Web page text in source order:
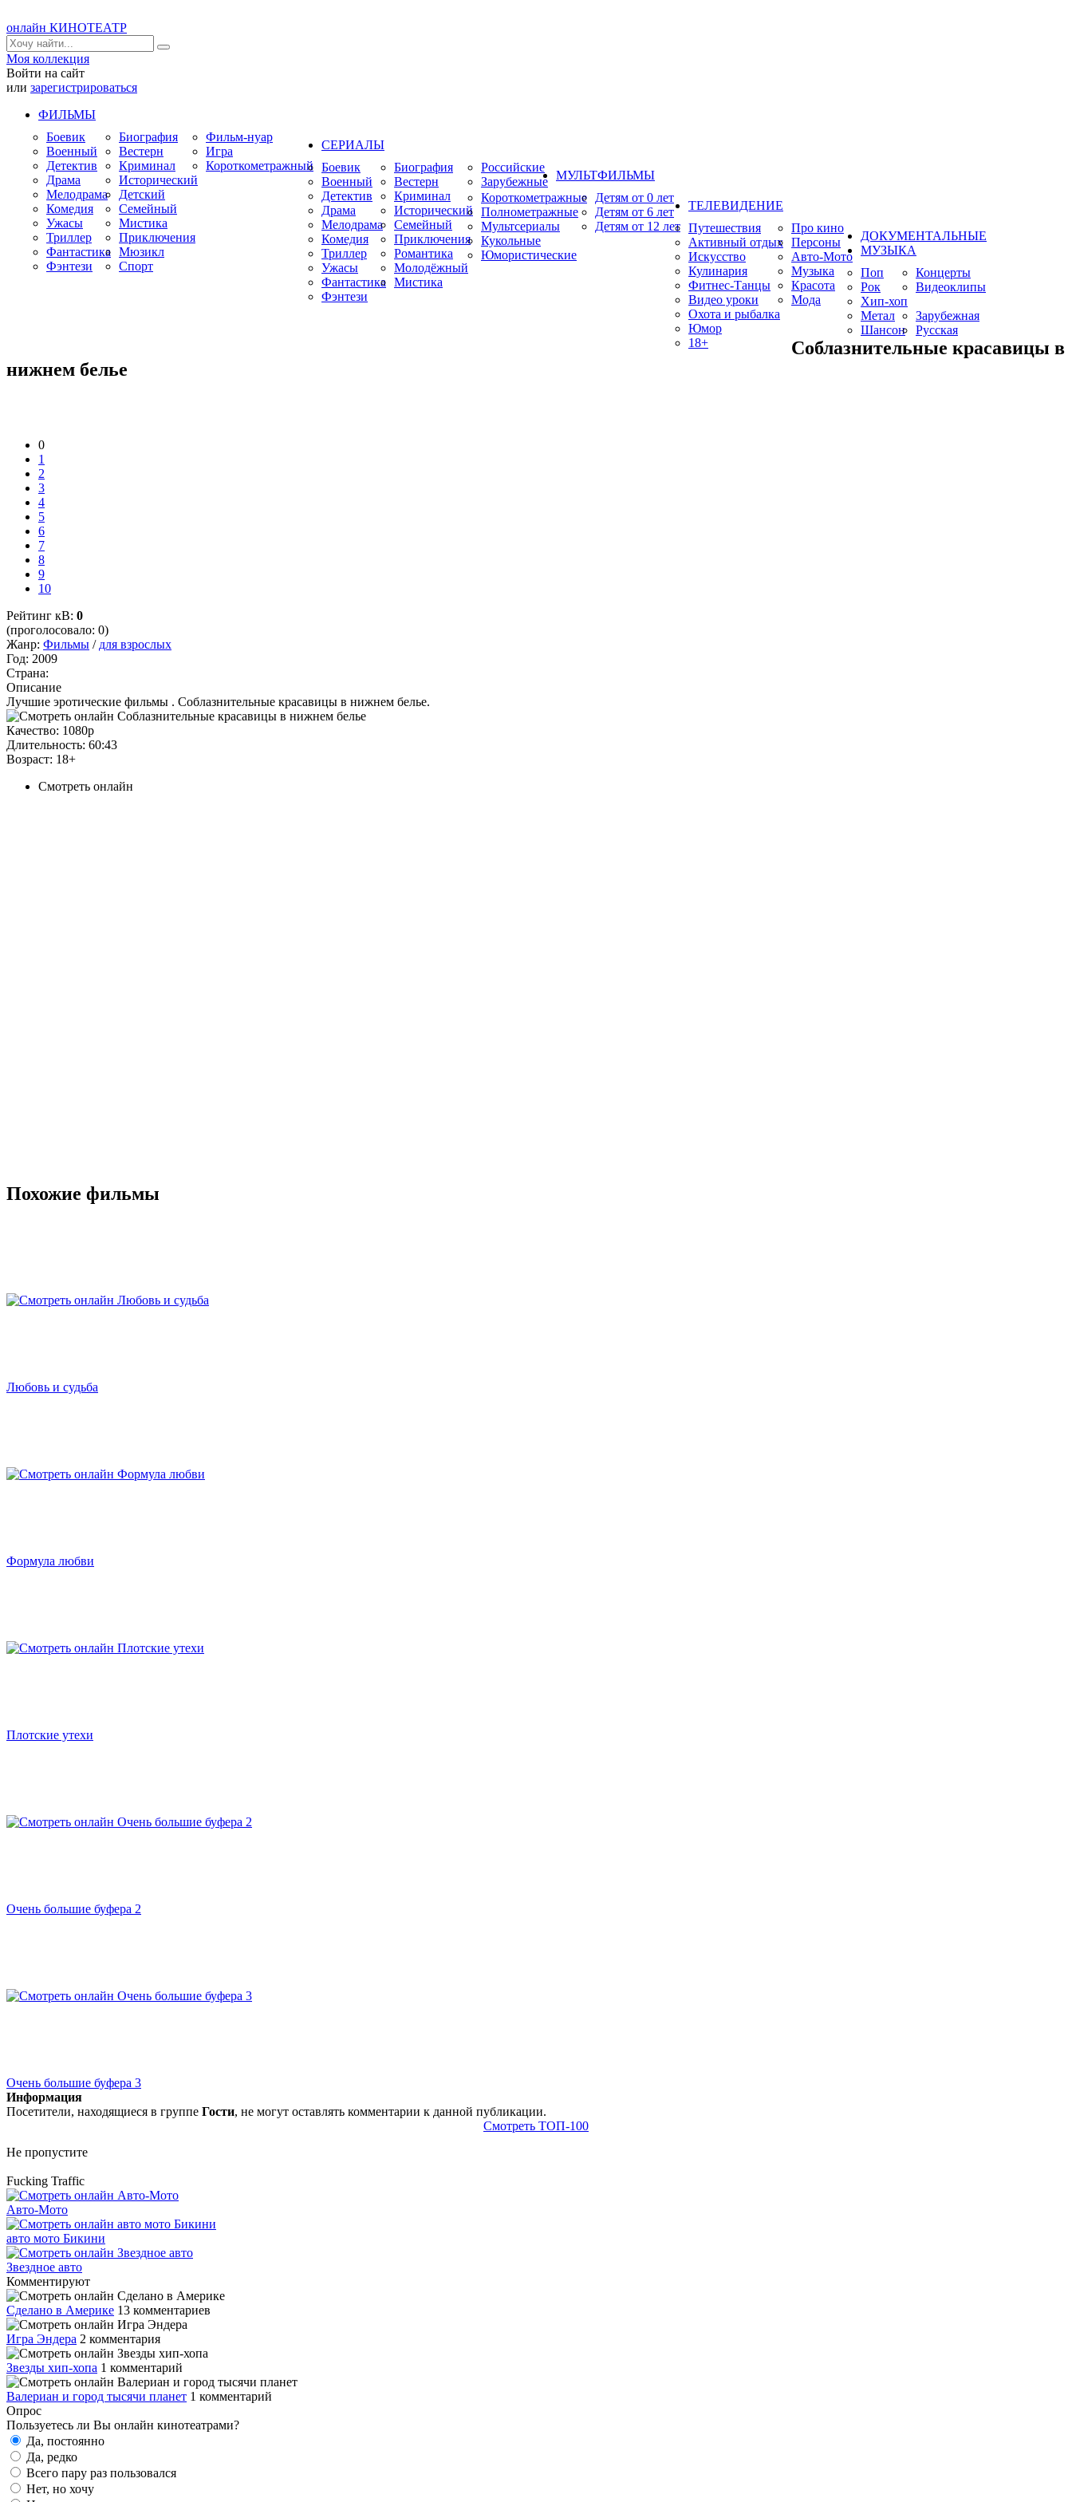
онлайн КИНОТЕАТР
Моя коллекция
Войти на сайт
или зарегистрироваться
ФИЛЬМЫ
Боевик
Военный
Детектив
Драма
Мелодрама
Комедия
Ужасы
Триллер
Фантастика
Фэнтези
Биография
Вестерн
Криминал
Исторический
Детский
Семейный
Мистика
Приключения
Мюзикл
Спорт
Фильм-нуар
Игра
Короткометражный
СЕРИАЛЫ
Боевик
Военный
Детектив
Драма
Мелодрама
Комедия
Триллер
Ужасы
Фантастика
Фэнтези
Биография
Вестерн
Криминал
Исторический
Семейный
Приключения
Романтика
Молодёжный
Мистика
Российские
Зарубежные МУЛЬТФИЛЬМЫ
Короткометражные
Полнометражные
Мультсериалы
Кукольные
Юмористические
Детям от 0 лет
Детям от 6 лет
Детям от 12 лет
ТЕЛЕВИДЕНИЕ
Путешествия
Активный отдых
Искусство
Кулинария
Фитнес-Танцы
Видео уроки
Охота и рыбалка
Юмор
18+
Про кино
Персоны
Авто-Мото
Музыка
Красота
Мода
ДОКУМЕНТАЛЬНЫЕ
МУЗЫКА
Поп
Рок
Хип-хоп
Метал
Шансон
Концерты
Видеоклипы
Зарубежная
Русская
Соблазнительные красавицы в
нижнем белье
0
1
2
3
4
5
6
7
8
9
10
Рейтинг кВ: 0
(проголосовало: 0)
Жанр: Фильмы / для взрослых
Год: 2009
Страна:
Описание
Лучшие эротические фильмы . Соблазнительные красавицы в нижнем белье.
Качество: 1080p
Длительность: 60:43
Возраст: 18+
Смотреть онлайн
Похожие фильмы
Любовь и судьба
Формула любви
Плотские утехи
Очень большие буфера 2
Очень большие буфера 3
Информация
Посетители, находящиеся в группе Гости, не могут оставлять комментарии к данной публикации.
Смотреть ТОП-100
Не пропустите
Fucking Traffic
Авто-Мото
авто мото Бикини
Звездное авто
Комментируют
Сделано в Америке 13 комментариев
Игра Эндера 2 комментария
Звезды хип-хопа 1 комментарий
Валериан и город тысячи планет 1 комментарий
Опрос
Пользуетесь ли Вы онлайн кинотеатрами?
Да, постоянно
Да, редко
Всего пару раз пользовался
Нет, но хочу